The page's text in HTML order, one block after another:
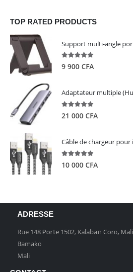
TOP RATED PRODUCTS
5.00out of 5
9 900 CFA
5.00out of 5
21 000 CFA
5.00out of 5
10 000 CFA
ADRESSE
Rue 148 Porte 1502, Kalaban Coro, Mali
Bamako
Mali